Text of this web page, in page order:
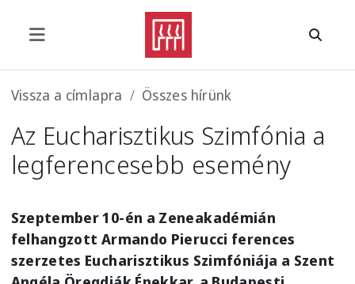
Morzsa
Vissza a címlapra Összes hírünk
Az Eucharisztikus Szimfónia a
legferencesebb esemény
Szeptember 10-én a Zeneakadémián
felhangzott Armando Pierucci ferences
szerzetes Eucharisztikus Szimfóniája a Szent